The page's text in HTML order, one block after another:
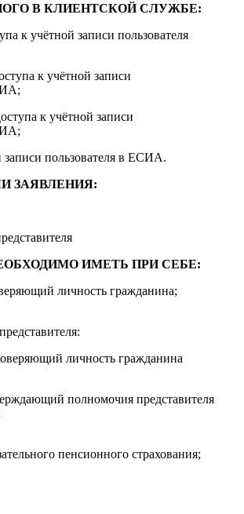
В КЛИЕНТСКОЙ СЛУЖБЕ:
к учётной записи пользователя
к учётной записи
к учётной записи
записи пользователя в ЕСИА.
ЗАЯВЛЕНИЯ:
ИМЕТЬ ПРИ СЕБЕ:
личность гражданина;
личность гражданина
полномочия представителя
пенсионного страхования;